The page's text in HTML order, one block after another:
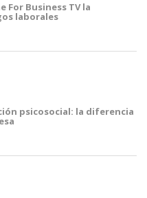
For Business TV la
laborales
psicosocial: la diferencia